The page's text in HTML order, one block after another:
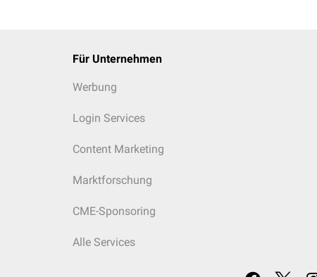
Für Unternehmen
Werbung
Login Services
Content Marketing
Marktforschung
CME-Sponsoring
Alle Services